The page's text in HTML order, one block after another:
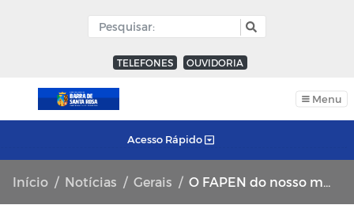
TELEFONES OUVIDORIA
Menu
Acesso Rápido
Início Notícias Gerais O FAPEN do nosso município apresenta superávit de 1 milhão de reais aplicados no fundo de investimento